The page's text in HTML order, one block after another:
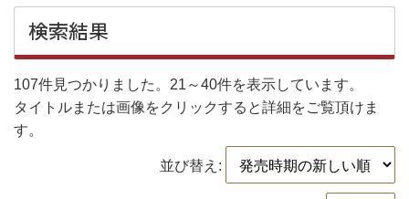
検索結果
107件見つかりました。 21～40件を表示しています。
タイトルまたは画像をクリックすると詳細をご覧頂けま
す。
並び替え: